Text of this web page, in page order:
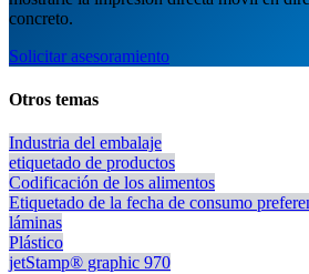
concreto.
Solicitar asesoramiento
Otros temas
Industria del embalaje
etiquetado de productos
Codificación de los alimentos
Etiquetado de la fecha de consumo
láminas
Plástico
jetStamp® graphic 970